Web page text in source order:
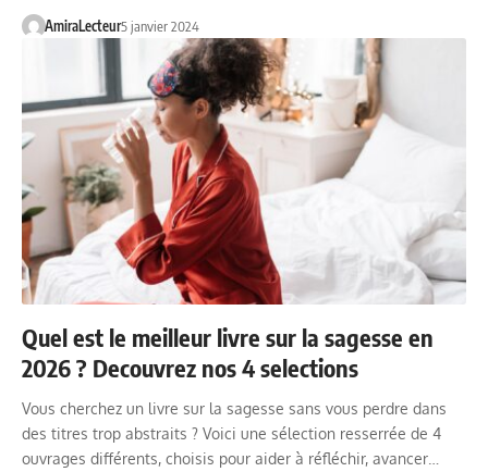
AmiraLecteur5 janvier 2024
Quel est le meilleur livre sur la sagesse en
2026 ? Decouvrez nos 4 selections
Vous cherchez un livre sur la sagesse sans vous perdre dans
des titres trop abstraits ? Voici une sélection resserrée de 4
ouvrages différents, choisis pour aider à réfléchir, avancer…